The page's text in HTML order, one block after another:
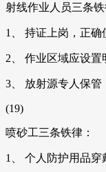
射线作业人员三条铁
1、 持证上岗，正
2、 作业区域应设
3、 放射源专人保管
(19)
喷砂工三条铁律：
1、 个人防护用品